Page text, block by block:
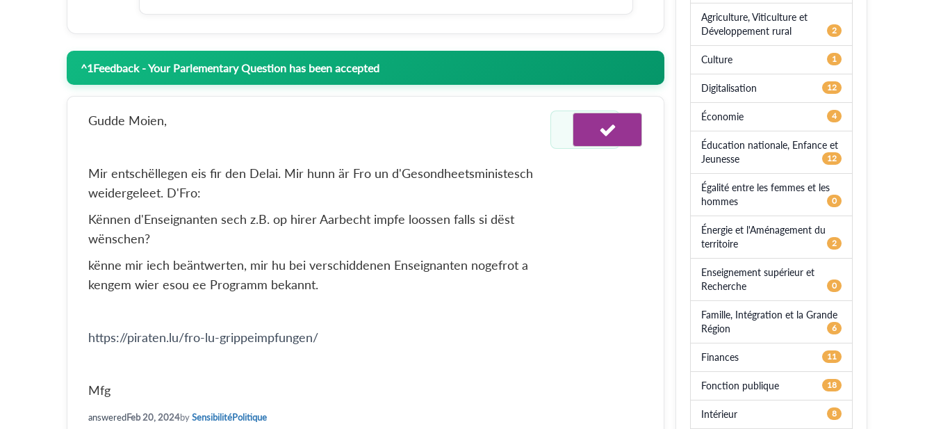
^1Feedback - Your Parlementary Question has been accepted
Gudde Moien,
Mir entschëllegen eis fir den Delai. Mir hunn är Fro un d'Gesondheetsministesch
weidergeleet. D'Fro:
Kënnen d'Enseignanten sech z.B. op hirer Aarbecht impfe loossen falls si dëst
wënschen?
kënne mir iech beäntwerten, mir hu bei verschiddenen Enseignanten nogefrot a
kengem wier esou ee Programm bekannt.
https://piraten.lu/fro-lu-grippeimpfungen/
Mfg
answeredFeb 20, 2024bySensibilitéPolitique
Agriculture, Viticulture et
Développement rural
2
Culture 1
Digitalisation 12
Économie 4
Éducation nationale, Enfance et
Jeunesse
12
Égalité entre les femmes et les
hommes
0
Énergie et l'Aménagement du
territoire
2
Enseignement supérieur et
Recherche
0
Famille, Intégration et la Grande
Région
6
Finances 11
Fonction publique 18
Intérieur 8